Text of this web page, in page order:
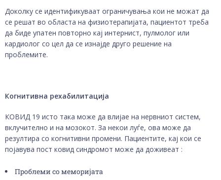
Доколку се идентификуваат ограничувања кои не можат да
се решат во областа на физиотерапијата, пациентот треба
да биде упатен повторно кај интернист, пулмолог или
кардиолог со цел да се изнајде друго решение на
проблемите.
Когнитивна рехабилитација
КОВИД 19 исто така може да влијае на нервниот систем,
вклучително и на мозокот. За некои луѓе, ова може да
резултира со когнитивни промени. Пациентите, кај кои се
појавува пост ковид синдромот може да доживеат :
Проблеми со меморијата